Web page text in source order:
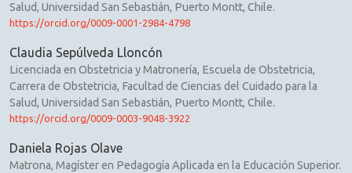
Salud, Universidad San Sebastián, Puerto Montt, Chile.
https://orcid.org/0009-0001-2984-4798
Claudia Sepúlveda Lloncón
Licenciada en Obstetricia y Matronería, Escuela de Obstetricia,
Carrera de Obstetricia, Facultad de Ciencias del Cuidado para la
Salud, Universidad San Sebastián, Puerto Montt, Chile.
https://orcid.org/0009-0003-9048-3922
Daniela Rojas Olave
Matrona, Magíster en Pedagogía Aplicada en la Educación Superior.